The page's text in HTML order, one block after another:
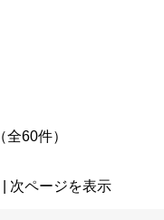
60件）
次ページを表示